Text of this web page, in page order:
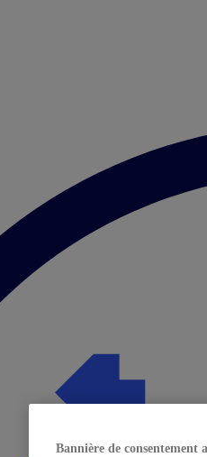
Bannière de consentement